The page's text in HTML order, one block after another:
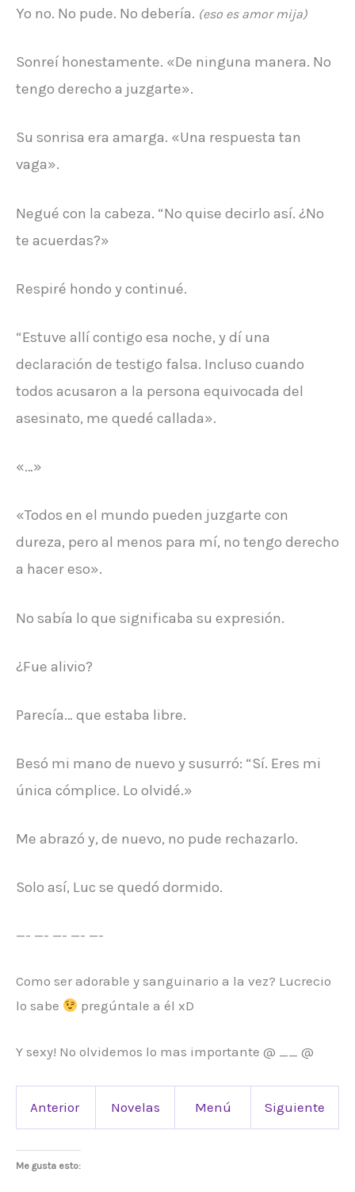
Yo no. No pude. No debería. (eso es amor mija)
Sonreí honestamente. «De ninguna manera. No
tengo derecho a juzgarte».
Su sonrisa era amarga. «Una respuesta tan
vaga».
Negué con la cabeza. “No quise decirlo así. ¿No
te acuerdas?»
Respiré hondo y continué.
“Estuve allí contigo esa noche, y dí una
declaración de testigo falsa. Incluso cuando
todos acusaron a la persona equivocada del
asesinato, me quedé callada».
«…»
«Todos en el mundo pueden juzgarte con
dureza, pero al menos para mí, no tengo derecho
a hacer eso».
No sabía lo que significaba su expresión.
¿Fue alivio?
Parecía… que estaba libre.
Besó mi mano de nuevo y susurró: “Sí. Eres mi
única cómplice. Lo olvidé.»
Me abrazó y, de nuevo, no pude rechazarlo.
Solo así, Luc se quedó dormido.
—- —- —- —- —-
Como ser adorable y sanguinario a la vez? Lucrecio
lo sabe
pregúntale a él xD
Y sexy! No olvidemos lo mas importante @ __ @
Anterior Novelas Menú Siguiente
Me gusta esto: